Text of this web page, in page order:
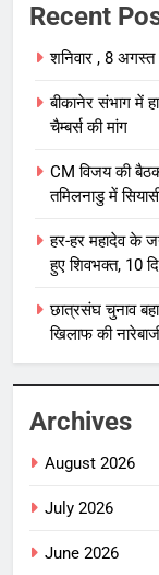
Recent
शनिवार , 8
बीकानेर संभाग में
चैम्बर्स की मांग
CM विजय की
तमिलनाडु में
हर-हर महादेव के
हुए शिवभक्त, 10
छात्रसंघ चुनाव
खिलाफ की
Archives
August 2026
July 2026
June 2026